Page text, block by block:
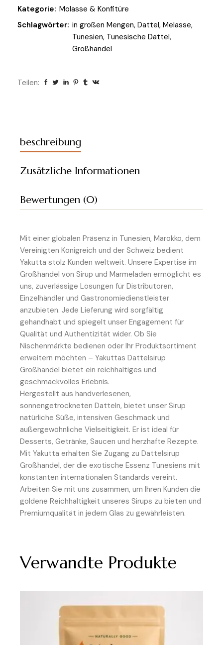
Kategorie: Molasse & Konfitüre
Schlagwörter: in großen Mengen, Dattel, Melasse,
Tunesien, Tunesische Dattel,
Großhandel
Teilen:
beschreibung
Zusätzliche Informationen
Bewertungen (0)
Mit einer globalen Präsenz in Tunesien, Marokko, dem
Vereinigten Königreich und der Schweiz bedient
Yakutta stolz Kunden weltweit. Unsere Expertise im
Großhandel von Sirup und Marmeladen ermöglicht es
uns, zuverlässige Lösungen für Distributoren,
Einzelhändler und Gastronomiedienstleister
anzubieten. Jede Lieferung wird sorgfältig
gehandhabt und spiegelt unser Engagement für
Qualität und Authentizität wider. Ob Sie
Nischenmärkte bedienen oder Ihr Produktsortiment
erweitern möchten – Yakuttas Dattelsirup
Großhandel bietet ein reichhaltiges und
geschmackvolles Erlebnis.
Hergestellt aus handverlesenen,
sonnengetrockneten Datteln, bietet unser Sirup
natürliche Süße, intensiven Geschmack und
außergewöhnliche Vielseitigkeit. Er ist ideal für
Desserts, Getränke, Saucen und herzhafte Rezepte.
Mit Yakutta erhalten Sie Zugang zu Dattelsirup
Großhandel, der die exotische Essenz Tunesiens mit
konstanten internationalen Standards vereint.
Arbeiten Sie mit uns zusammen, um Ihren Kunden die
goldene Reichhaltigkeit unseres Sirups zu bieten und
Premiumqualität in jedem Glas zu gewährleisten.
Verwandte Produkte